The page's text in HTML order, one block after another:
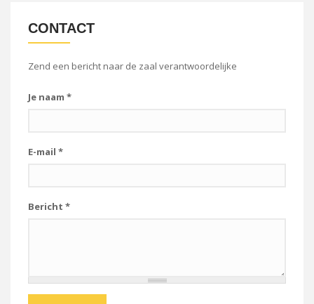
CONTACT
Zend een bericht naar de zaal verantwoordelijke
Je naam *
E-mail *
Bericht *